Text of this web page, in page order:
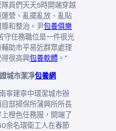
員們天天5時開端穿越
營、亂擺亂放、亂貼
和整治。尹包養俱樂
守任務職位是一件很光
助市平易近群眾處理
得很高興包養軟體 。”
城市潔凈包養網
寧建寧中環潔城市辦
部掃保所蒲興所所長
橙色任務服，開端了
余名環衛工人在春節